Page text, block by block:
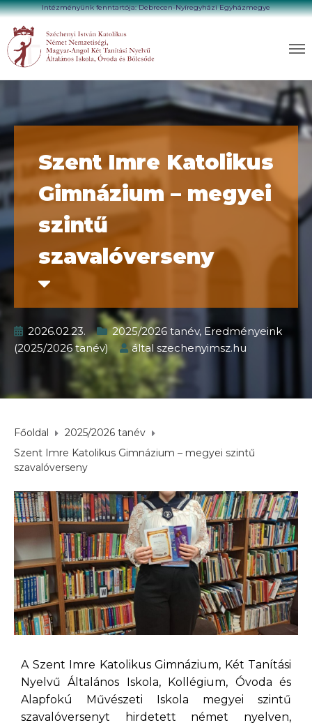
Intézményünk fenntartója: Debrecen-Nyíregyházi Egyházmegye
Szent Imre Katolikus
Gimnázium – megyei
szintű
szavalóverseny
2026.02.23. 2025/2026 tanév, Eredményeink
(2025/2026 tanév)
által szechenyimsz.hu
Főoldal
2025/2026 tanév
Szent Imre Katolikus Gimnázium – megyei szintű
szavalóverseny
A Szent Imre Katolikus Gimnázium, Két Tanítási
Nyelvű Általános Iskola, Kollégium, Óvoda és
Alapfokú Művészeti Iskola megyei szintű
szavalóversenyt hirdetett német nyelven,